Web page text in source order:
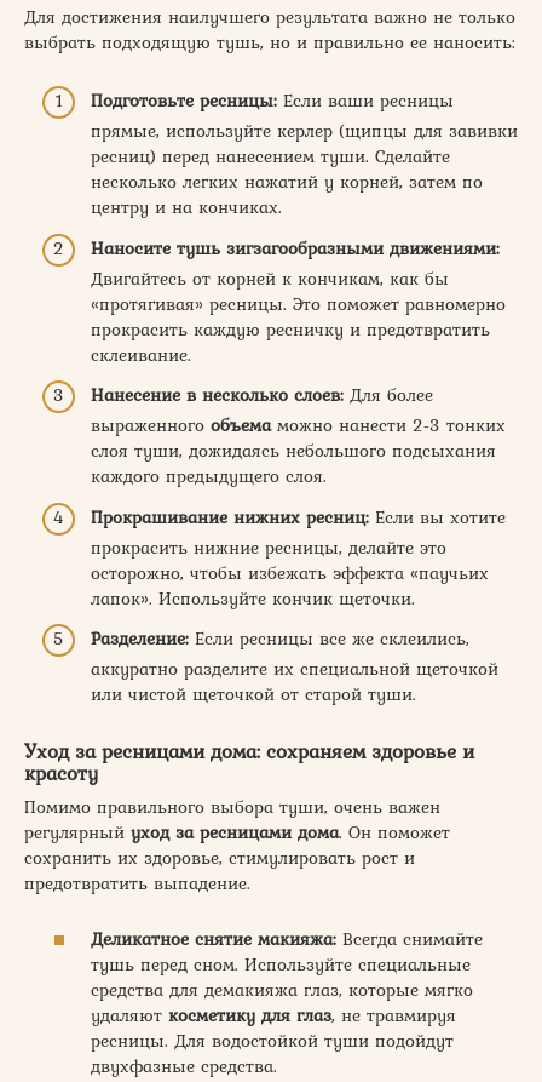
Для достижения наилучшего результата важно не только
выбрать подходящую тушь, но и правильно ее наносить:
Подготовьте ресницы: Если ваши ресницы
прямые, используйте керлер (щипцы для завивки
ресниц) перед нанесением туши. Сделайте
несколько легких нажатий у корней, затем по
центру и на кончиках.
Наносите тушь зигзагообразными движениями:
Двигайтесь от корней к кончикам, как бы
«протягивая» ресницы. Это поможет равномерно
прокрасить каждую ресничку и предотвратить
склеивание.
Нанесение в несколько слоев: Для более
выраженного объемаможно нанести 2-3 тонких
слоя туши, дожидаясь небольшого подсыхания
каждого предыдущего слоя.
Прокрашивание нижних ресниц: Если вы хотите
прокрасить нижние ресницы, делайте это
осторожно, чтобы избежать эффекта «паучьих
лапок». Используйте кончик щеточки.
Разделение: Если ресницы все же склеились,
аккуратно разделите их специальной щеточкой
или чистой щеточкой от старой туши.
Уход за ресницами дома: сохраняем здоровье и
красоту
Помимо правильного выбора туши, очень важен
регулярный уход за ресницами дома. Он поможет
сохранить их здоровье, стимулировать рост и
предотвратить выпадение.
Деликатное снятие макияжа: Всегда снимайте
тушь перед сном. Используйте специальные
средства для демакияжа глаз, которые мягко
удаляют косметику для глаз, не травмируя
ресницы. Для водостойкой туши подойдут
двухфазные средства.